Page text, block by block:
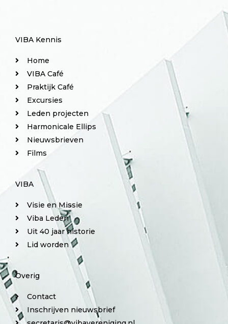
VIBA Kennis
Home
VIBA Café
Praktijk Café
Excursies
Leden projecten
Harmonicale Ellips
Nieuwsbrieven
Films
VIBA
Visie en Missie
Viba Leden
Uit 40 jaar historie
Lid worden
Overig
Contact
Inschrijven nieuwsbrief